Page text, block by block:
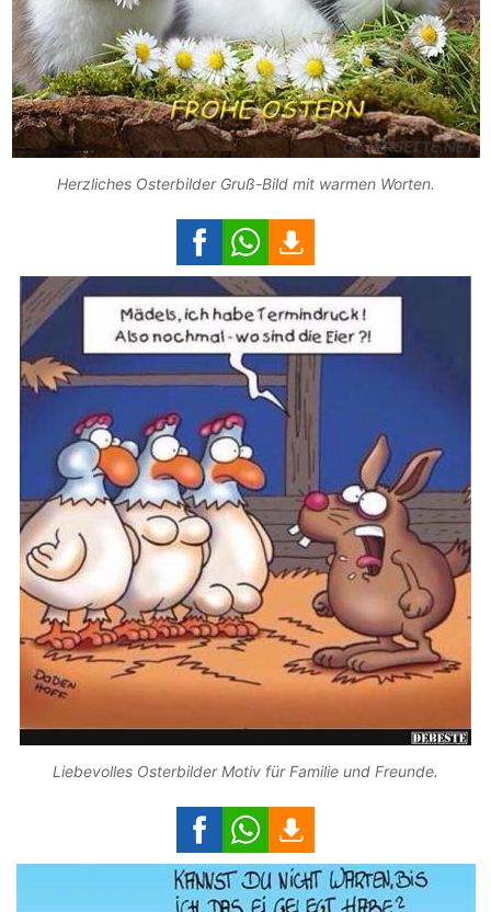
Herzliches Osterbilder Gruß-Bild mit warmen Worten.
Liebevolles Osterbilder Motiv für Familie und Freunde.